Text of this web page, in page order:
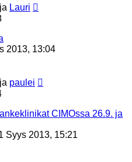
Lauri
2013, 13:04
paulei
CIMOssa 26.9. ja
Syys 2013, 15:21